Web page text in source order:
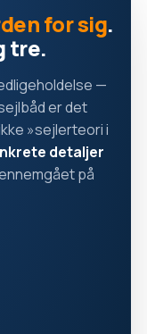
for sig.
tre.
—
er det
»sejlerteori i
detaljer
på